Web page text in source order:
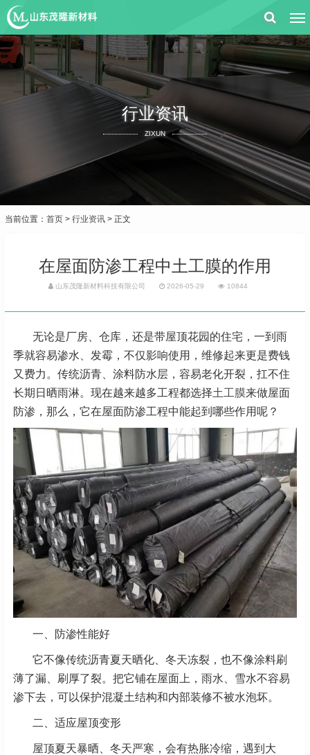
行业资讯
ZIXUN
当前位置： 首页 > 行业资讯 > 正文
在屋面防渗工程中土工膜的作用
山东茂隆新材料科技有限公司 2026-05-29 10844
无论是厂房、仓库，还是带屋顶花园的住宅，一到雨
季就容易渗水、发霉，不仅影响使用，维修起来更是费钱
又费力。传统沥青、涂料防水层，容易老化开裂，扛不住
长期日晒雨淋。现在越来越多工程都选择土工膜来做屋面
防渗，那么，它在屋面防渗工程中能起到哪些作用呢？
一、防渗性能好
它不像传统沥青夏天晒化、冬天冻裂，也不像涂料刷
薄了漏、刷厚了裂。把它铺在屋面上，雨水、雪水不容易
渗下去，可以保护混凝土结构和内部装修不被水泡坏。
二、适应屋顶变形
屋顶夏天暴晒、冬天严寒，会有热胀冷缩，遇到大